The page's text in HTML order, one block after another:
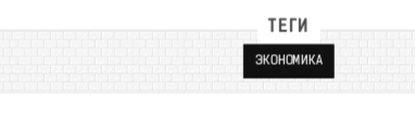
ТЕГИ
ЭКОНОМИКА